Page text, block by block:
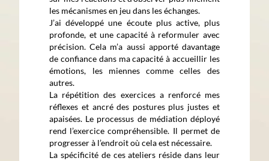
les mécanismes en jeu dans les échanges.
J’ai développé une écoute plus active, plus
profonde, et une capacité à reformuler avec
précision. Cela m’a aussi apporté davantage
de confiance dans ma capacité à accueillir les
émotions, les miennes comme celles des
autres.
La répétition des exercices a renforcé mes
réflexes et ancré des postures plus justes et
apaisées. Le processus de médiation déployé
rend l’exercice compréhensible. Il permet de
progresser à l’endroit où cela est nécessaire.
La spécificité de ces ateliers réside dans leur